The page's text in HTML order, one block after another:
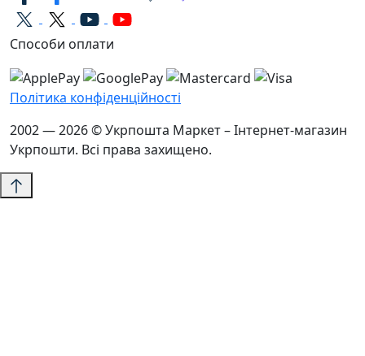
Способи оплати
Політика конфіденційності
2002 — 2026 © Укрпошта Маркет – Інтернет-магазин
Укрпошти. Всі права захищено.